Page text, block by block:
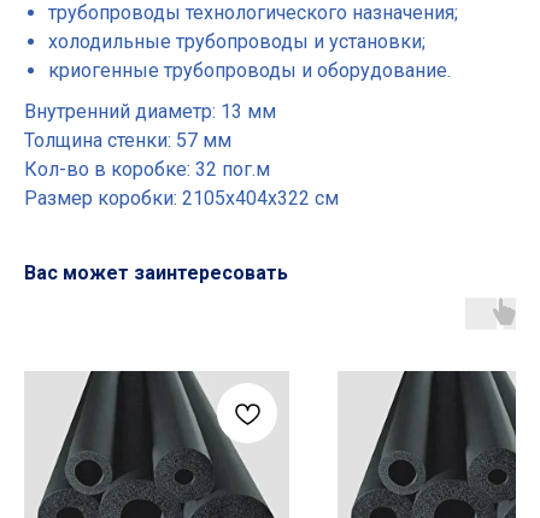
трубопроводы технологического назначения;
холодильные трубопроводы и установки;
криогенные трубопроводы и оборудование.
Внутренний диаметр: 13 мм
Толщина стенки: 57 мм
Кол-во в коробке: 32 пог.м
Размер коробки: 2105х404х322 см
Вас может заинтересовать
Основные разделы
• Жгут
• Шнур